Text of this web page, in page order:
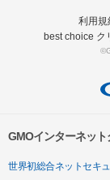
利用規
best choice ク
GMOインターネッ
世界初総合ネットセキ